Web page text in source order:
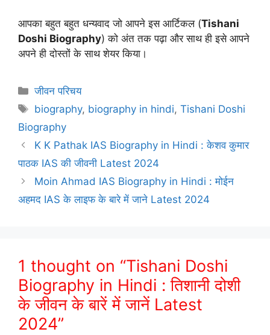
आपका बहुत बहुत धन्यवाद जो आपने इस आर्टिकल (Tishani
Doshi Biography) को अंत तक पढ़ा और साथ ही इसे आपने
अपने ही दोस्तों के साथ शेयर किया।
Categories
जीवन परिचय
Tags
biography, biography in hindi,Tishani Doshi
Biography
K K Pathak IAS Biography in Hindi : केशव कुमार
पाठक IAS की जीवनी Latest 2024
Moin Ahmad IAS Biography in Hindi : मोईन
अहमद IAS के लाइफ के बारे में जाने Latest 2024
1 thought on “Tishani Doshi
Biography in Hindi : तिशानी दोशी
के जीवन के बारें में जानें Latest
2024”